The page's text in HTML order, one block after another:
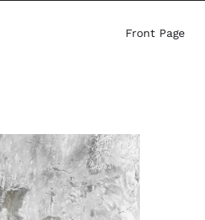
Front Page